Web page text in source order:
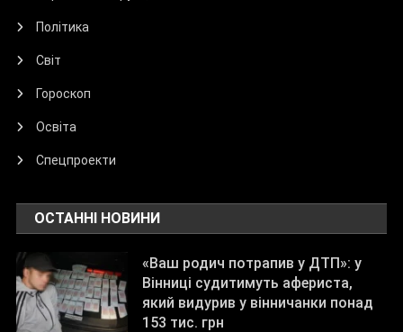
Політика
Світ
Гороскоп
Освіта
Спецпроекти
ОСТАННІ НОВИНИ
«Ваш родич потрапив у ДТП»: у
Вінниці судитимуть афериста,
який видурив у вінничанки понад
153 тис. грн